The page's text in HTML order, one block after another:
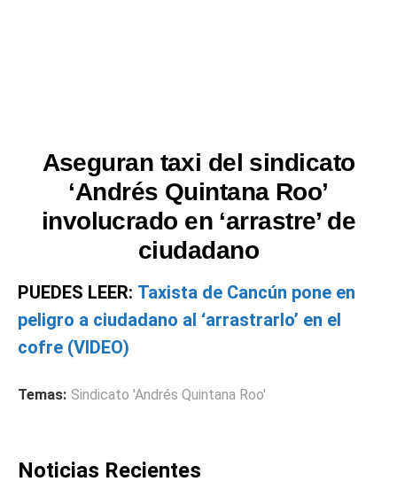
Aseguran taxi del sindicato
‘Andrés Quintana Roo’
involucrado en ‘arrastre’ de
ciudadano
PUEDES LEER: Taxista de Cancún pone en
peligro a ciudadano al ‘arrastrarlo’ en el
cofre (VIDEO)
Temas: Sindicato 'Andrés Quintana Roo'
Noticias Recientes